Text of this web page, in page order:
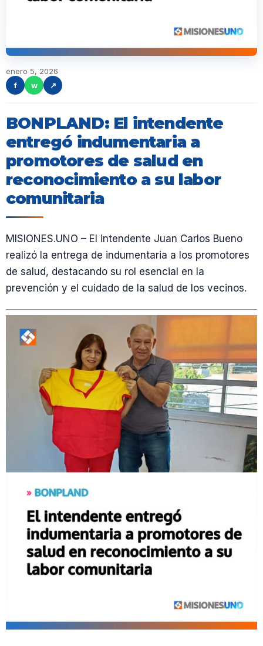
enero 5, 2026
f
w ↗
BONPLAND: El intendente
entregó indumentaria a
promotores de salud en
reconocimiento a su labor
comunitaria
MISIONES.UNO – El intendente Juan Carlos Bueno
realizó la entrega de indumentaria a los promotores
de salud, destacando su rol esencial en la
prevención y el cuidado de la salud de los vecinos.